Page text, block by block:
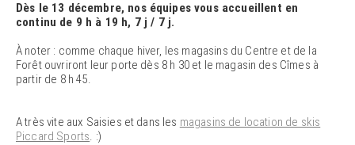
Dès le 13 décembre, nos équipes vous accueillent en
continu de 9 h à 19 h, 7 j / 7 j.
À noter : comme chaque hiver, les magasins du Centre et de la
Forêt ouvriront leur porte dès 8 h 30 et le magasin des Cîmes à
partir de 8 h 45.
A très vite aux Saisies et dans les magasins de location de skis
Piccard Sports. :)